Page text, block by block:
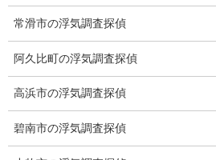
愛知県名古屋市中区栄3-7ｰ4
Toshin.Sakuraビル 10F
常滑市の浮気調査探偵
阿久比町の浮気調査探偵
高浜市の浮気調査探偵
碧南市の浮気調査探偵